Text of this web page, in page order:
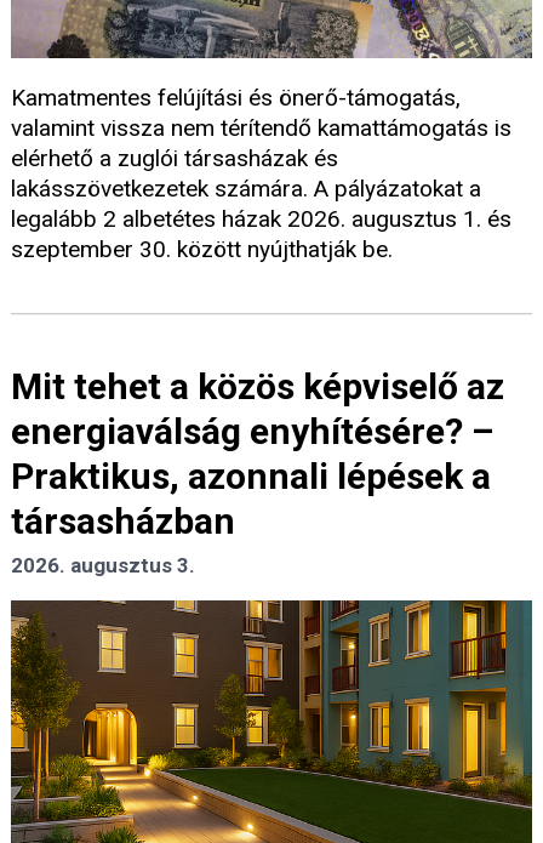
Kamatmentes felújítási és önerő-támogatás,
valamint vissza nem térítendő kamattámogatás is
elérhető a zuglói társasházak és
lakásszövetkezetek számára. A pályázatokat a
legalább 2 albetétes házak 2026. augusztus 1. és
szeptember 30. között nyújthatják be.
Mit tehet a közös képviselő az
energiaválság enyhítésére? –
Praktikus, azonnali lépések a
társasházban
2026. augusztus 3.